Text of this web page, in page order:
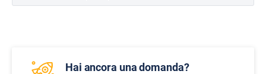
Hai ancora una domanda?